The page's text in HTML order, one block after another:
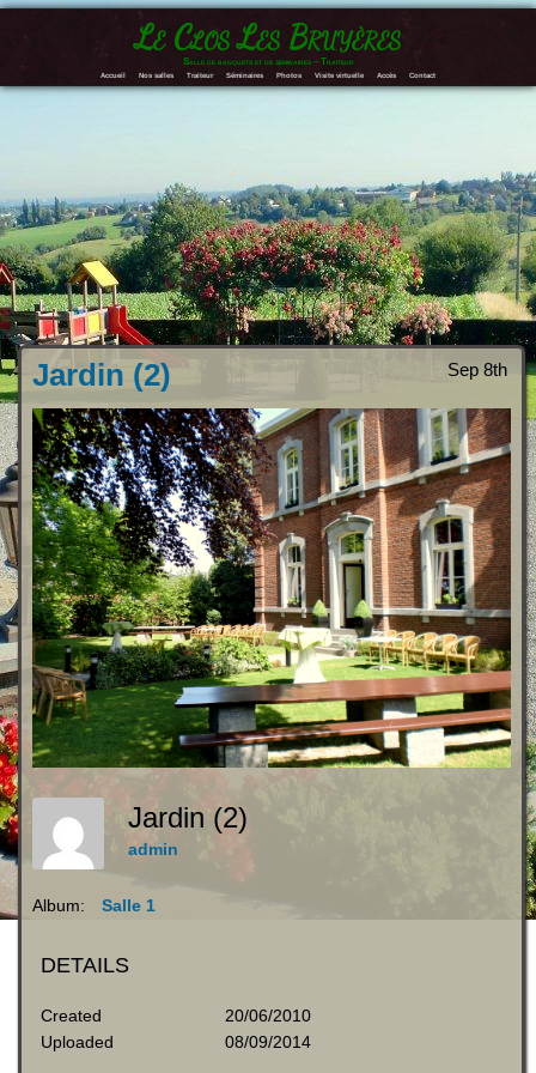
Le Clos Les Bruyères
Salle de banquets et de séminaires – Traiteur
Accueil Nos salles Traiteur Séminaires Photos Visite virtuelle Accès Contact
Sep 8th
Jardin (2)
Jardin (2)
admin
Album: Salle 1
DETAILS
Created
20/06/2010
Uploaded
08/09/2014